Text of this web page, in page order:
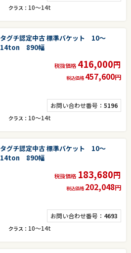
クラス 10～14t
タグチ認定中古 標準バケット 10～
14ton 890幅
税抜価格 416,000円
税込価格 457,600円
お問い合わせ番号： 5196
クラス 10～14t
タグチ認定中古 標準バケット 10～
14ton 890幅
税抜価格 183,680円
税込価格 202,048円
お問い合わせ番号： 4693
クラス 10～14t